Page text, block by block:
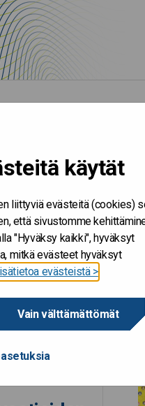
käytät
liittyviä evästeitä (cookies)
että sivustomme
"Hyväksy kaikki", hyväksyt
mitkä evästeet hyväksyt
evästeistä >
Vain välttämättömät